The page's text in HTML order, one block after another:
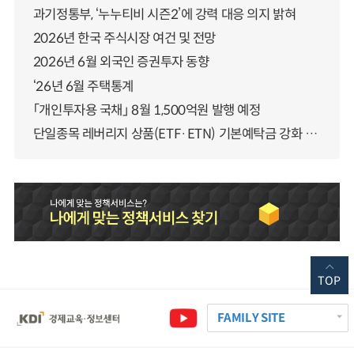
과기정통부, ‘누누티비 시즌2’에 강력 대응 의지 밝혀
2026년 한국 주식시장 여건 및 전망
2026년 6월 외국인 증권투자 동향
‘26년 6월 주택통계
「개인투자용 국채」 8월 1,500억원 발행 예정
단일종목 레버리지 상품(ETF·ETN) 기본예탁금 강화 조기시행 방안 안내
FAMILY SITE
TOP